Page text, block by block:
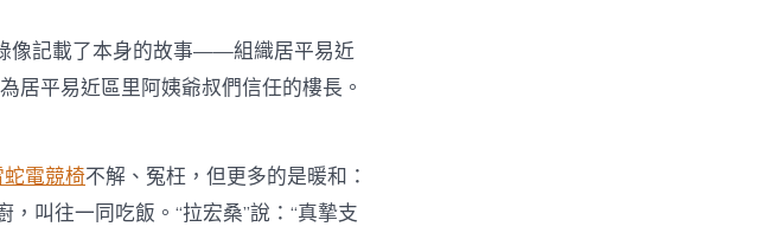
像記載了本身的故事——組織居平易近
居平易近區里阿姨爺叔們信任的樓長。
蛇電競椅不解、冤枉，但更多的是暖和：
叫往一同吃飯。“拉宏桑”說：“真摯支